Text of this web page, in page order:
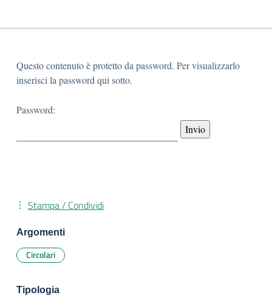
Questo contenuto è protetto da password. Per visualizzarlo
inserisci la password qui sotto.
Password:
Stampa / Condividi
Argomenti
Circolari
Tipologia